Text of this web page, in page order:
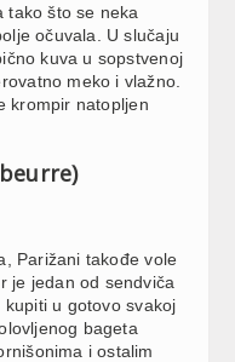
tako što se neka
očuvala. U slučaju
kuva u sopstvenoj
meko i vlažno.
krompir natopljen
Parižani takođe vole
je jedan od sendviča
u gotovo svakoj
bageta
i ostalim